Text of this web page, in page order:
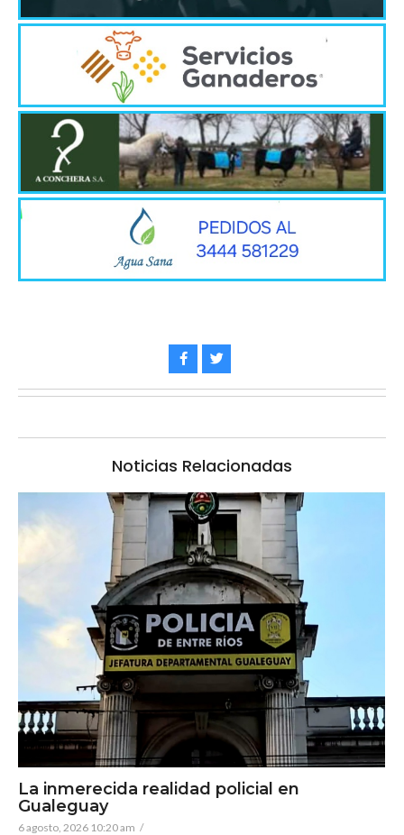
Noticias Relacionadas
La inmerecida realidad policial en
Gualeguay
6 agosto, 2026 10:20 am /